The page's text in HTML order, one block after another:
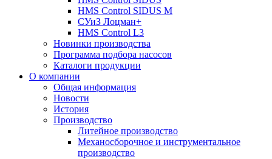
HMS Control SIDUS M
СУиЗ Лоцман+
HMS Control L3
Новинки производства
Программа подбора насосов
Каталоги продукции
О компании
Общая информация
Новости
История
Производство
Литейное производство
Механосборочное и инструментальное
производство